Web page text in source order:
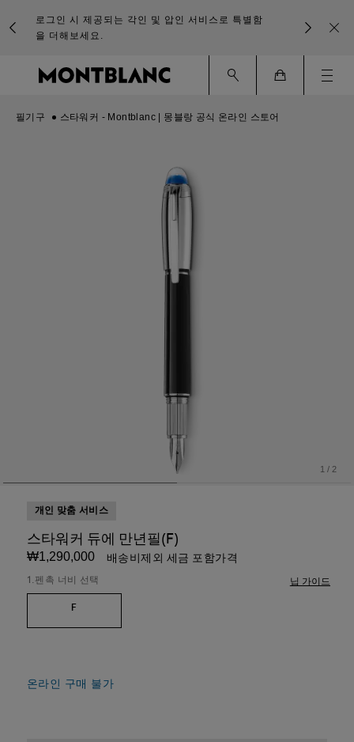
로그인 시 제공되는 각인 및 압인 서비스로 특별함
을 더해보세요.
필기구 스타워커 - Montblanc | 몽블랑 공식 온라인 스토어
1 / 2
개인 맞춤 서비스
스타워커 듀에 만년필(F)
₩1,290,000 배송비제외 세금 포함가격
1.펜촉 너비 선택 닙 가이드
F
온라인 구매 불가